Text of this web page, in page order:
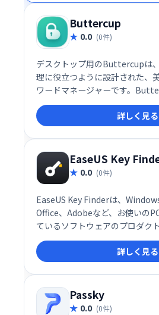
Buttercup
0.0 (0件)
デスクトップ用のButtercupは
理に役立つように設計された、
ワードマネージャーです。
暗号化を使用して、単一のマス
情報を保護します-サービスご
パスワードを自由に使用して
管させてください。
詳しく見る
EaseUS Key
0.0 (0件)
EaseUS Key Finderは、
Office、Adobeなど、お使いの
ているソフトウェアのプロダク
きる便利なユーティリティです
や、WiFiパスワード、ブラウザ
も確認できます。 大切なキーを
ストール時に役立ちます。 これ
の管理が効率化されます。
詳しく見る
Passky
0.0 (0件)